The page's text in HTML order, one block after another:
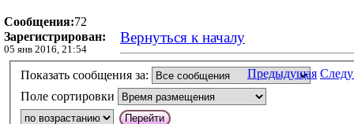
Сообщения:72
Зарегистрирован:
05 янв 2016, 21:54
Вернуться к началу
Предыдущая
Показать сообщения за:
Поле сортировки